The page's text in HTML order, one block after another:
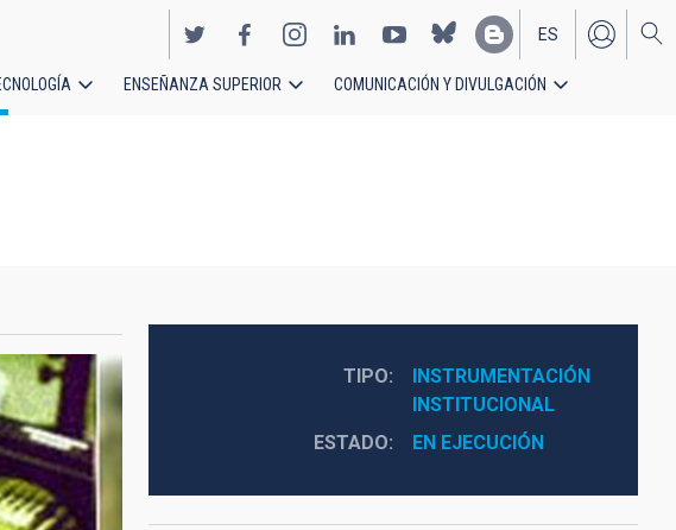
EN
ES
ENSEÑANZA SUPERIOR COMUNICACIÓN Y DIVULGACIÓN
TIPO
INSTRUMENTACIÓN
INSTITUCIONAL
ESTADO
EN EJECUCIÓN